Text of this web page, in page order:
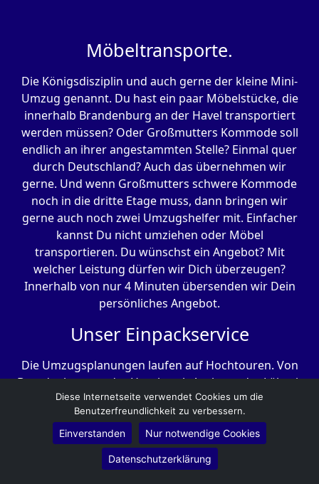
Möbeltransporte.
Die Königsdisziplin und auch gerne der kleine Mini-
Umzug genannt. Du hast ein paar Möbelstücke, die
innerhalb Brandenburg an der Havel transportiert
werden müssen? Oder Großmutters Kommode soll
endlich an ihrer angestammten Stelle? Einmal quer
durch Deutschland? Auch das übernehmen wir
gerne. Und wenn Großmutters schwere Kommode
noch in die dritte Etage muss, dann bringen wir
gerne auch noch zwei Umzugshelfer mit. Einfacher
kannst Du nicht umziehen oder Möbel
transportieren. Du wünschst ein Angebot? Mit
welcher Leistung dürfen wir Dich überzeugen?
Innerhalb von nur 4 Minuten übersenden wir Dein
persönliches Angebot.
Unser Einpackservice
Die Umzugsplanungen laufen auf Hochtouren. Von
Brandenburg an der Havel nach Aachen oder Lübeck
zu ziehen ist eine logistische Meisterleistung. Wir
von Baumann Umzüge als Profis kennen das. Zuerst
beginnt es mit dem Einpacken aller Umzugsgüter.
Die Küche, das Wohnzimmer und noch viele Räume
mehr. Doch wie soll das während der täglichen
Diese Internetseite verwendet Cookies um die
Benutzerfreundlichkeit zu verbessern.
Einverstanden Nur notwendige Cookies
Datenschutzerklärung